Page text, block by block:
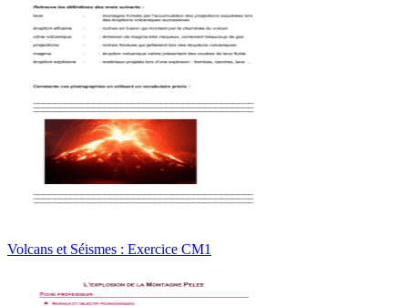
Volcans et Séismes : Exercice CM1